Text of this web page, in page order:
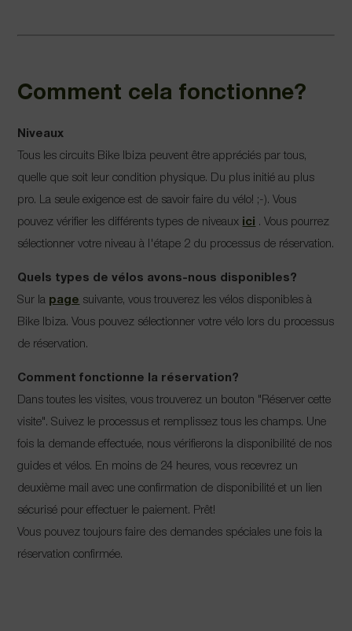
Comment cela fonctionne?
Niveaux
Tous les circuits Bike Ibiza peuvent être appréciés par tous,
quelle que soit leur condition physique. Du plus initié au plus
pro. La seule exigence est de savoir faire du vélo! ;-). Vous
pouvez vérifier les différents types de niveaux ici . Vous pourrez
sélectionner votre niveau à l'étape 2 du processus de réservation.
Quels types de vélos avons-nous disponibles?
Sur la page suivante, vous trouverez les vélos disponibles à
Bike Ibiza. Vous pouvez sélectionner votre vélo lors du processus
de réservation.
Comment fonctionne la réservation?
Dans toutes les visites, vous trouverez un bouton "Réserver cette
visite". Suivez le processus et remplissez tous les champs. Une
fois la demande effectuée, nous vérifierons la disponibilité de nos
guides et vélos. En moins de 24 heures, vous recevrez un
deuxième mail avec une confirmation de disponibilité et un lien
sécurisé pour effectuer le paiement. Prêt!
Vous pouvez toujours faire des demandes spéciales une fois la
réservation confirmée.